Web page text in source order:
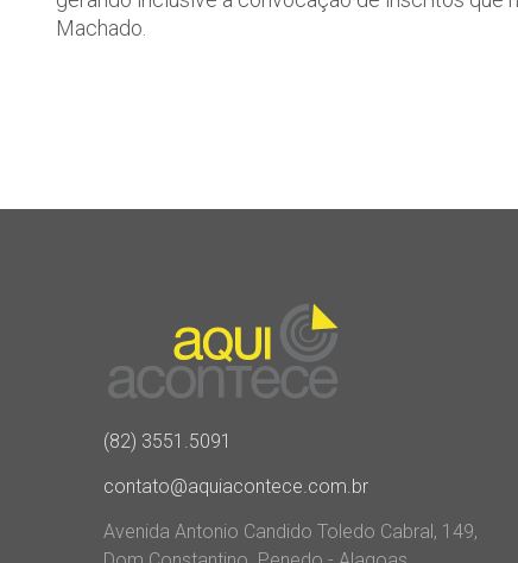
Machado.
(82) 3551.5091
contato@aquiacontece.com.br
Avenida Antonio Candido Toledo Cabral, 149,